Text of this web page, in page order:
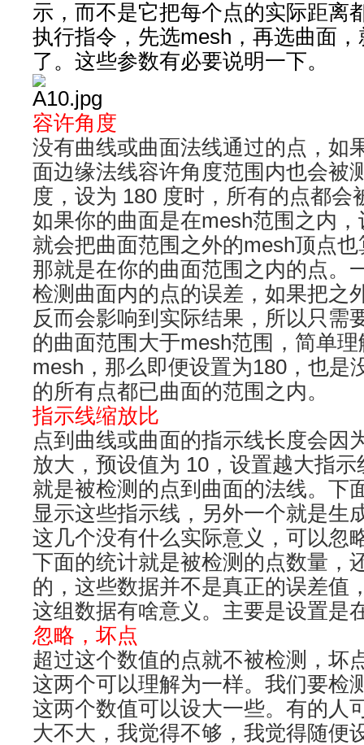
示，而不是它把每个点的实际距离
执行指令，先选mesh，再选曲面
了。这些参数有必要说明一下。
容许角度
没有曲线或曲面法线通过的点，如
面边缘法线容许角度范围内也会被
度，设为 180 度时，所有的点都会
如果你的曲面是在mesh范围之内
就会把曲面范围之外的mesh顶点
那就是在你的曲面范围之内的点。
检测曲面内的点的误差，如果把之
反而会影响到实际结果，所以只需
的曲面范围大于mesh范围，简单
mesh，那么即便设置为180，也是
的所有点都已曲面的范围之内。
指示线缩放比
点到曲线或曲面的指示线长度会因
放大，预设值为 10，设置越大指
就是被检测的点到曲面的法线。下
显示这些指示线，另外一个就是生
这几个没有什么实际意义，可以忽
下面的统计就是被检测的点数量，
的，这些数据并不是真正的误差值
这组数据有啥意义。主要是设置是
忽略，坏点
超过这个数值的点就不被检测，坏
这两个可以理解为一样。我们要检
这两个数值可以设大一些。有的人
大不大，我觉得不够，我觉得随便